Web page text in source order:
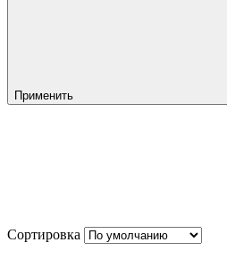
Применить
Сортировка